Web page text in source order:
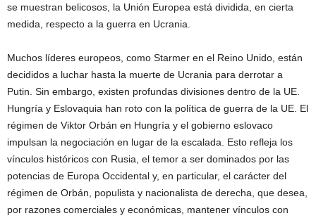
se muestran belicosos, la Unión Europea está dividida, en cierta
medida, respecto a la guerra en Ucrania.
Muchos líderes europeos, como Starmer en el Reino Unido, están
decididos a luchar hasta la muerte de Ucrania para derrotar a
Putin. Sin embargo, existen profundas divisiones dentro de la UE.
Hungría y Eslovaquia han roto con la política de guerra de la UE. El
régimen de Viktor Orbán en Hungría y el gobierno eslovaco
impulsan la negociación en lugar de la escalada. Esto refleja los
vínculos históricos con Rusia, el temor a ser dominados por las
potencias de Europa Occidental y, en particular, el carácter del
régimen de Orbán, populista y nacionalista de derecha, que desea,
por razones comerciales y económicas, mantener vínculos con